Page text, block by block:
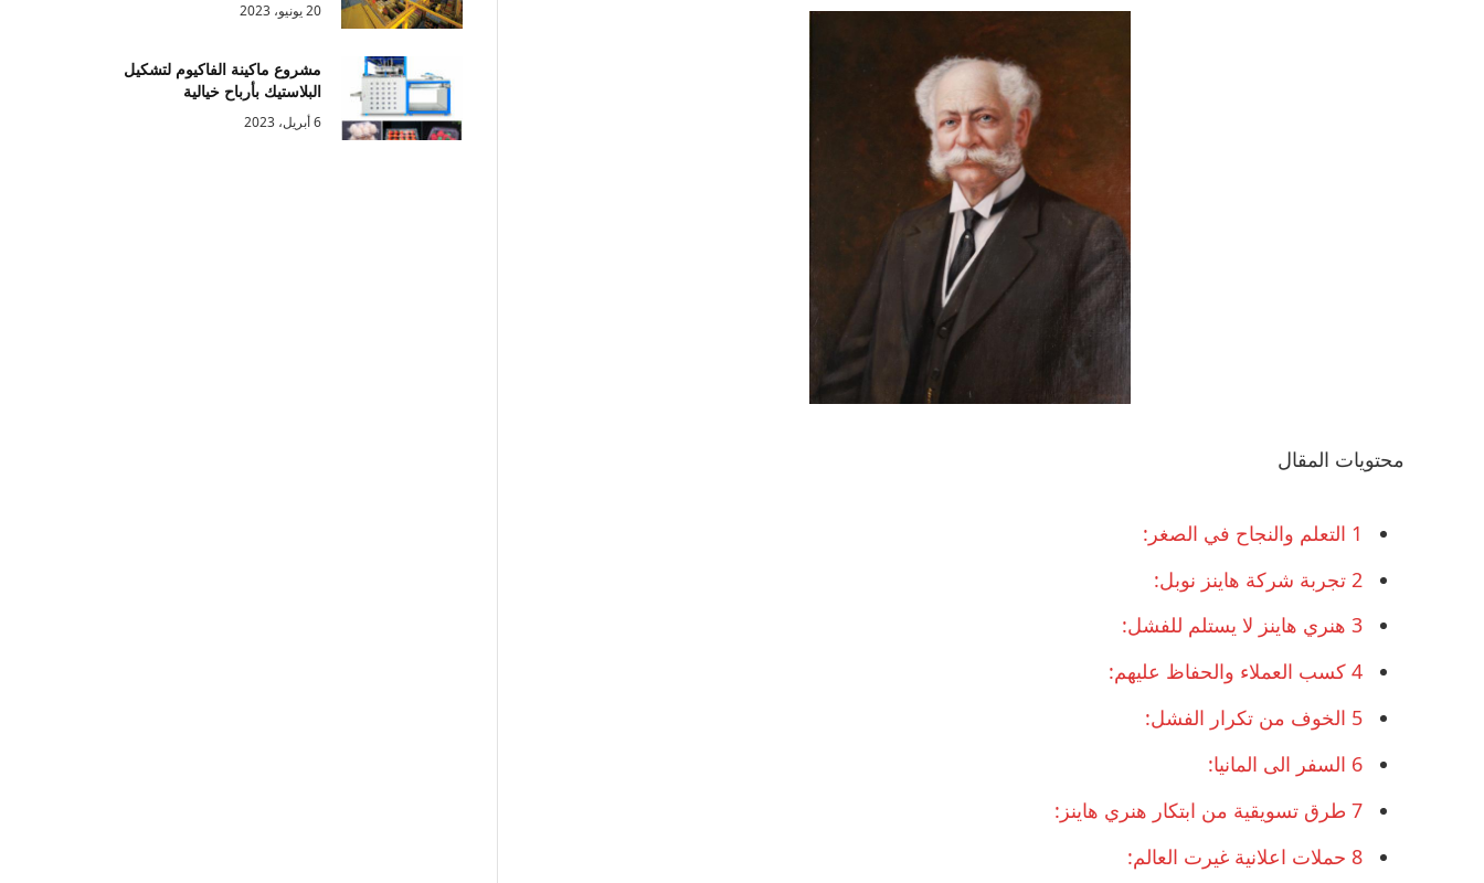
محتويات المقال
1 التعلم والنجاح في الصغر:
2 تجربة شركة هاينز نوبل:
3 هنري هاينز لا يستلم للفشل:
4 كسب العملاء والحفاظ عليهم:
5 الخوف من تكرار الفشل:
6 السفر الى المانيا:
7 طرق تسويقية من ابتكار هنري هاينز:
8 حملات اعلانية غيرت العالم:
20 يونيو، 2023
مشروع ماكينة الفاكيوم لتشكيل
البلاستيك بأرباح خيالية
6 أبريل، 2023